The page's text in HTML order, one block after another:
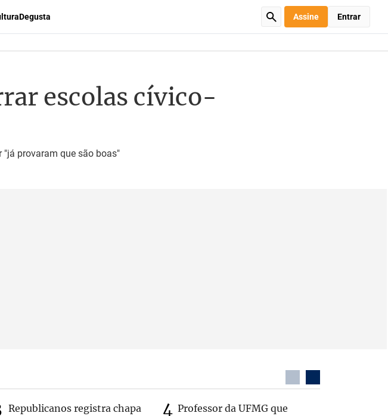
Degusta Assine Entrar
escolas cívico-
provaram que são boas"
Republicanos registra chapa
Professor da UFMG que